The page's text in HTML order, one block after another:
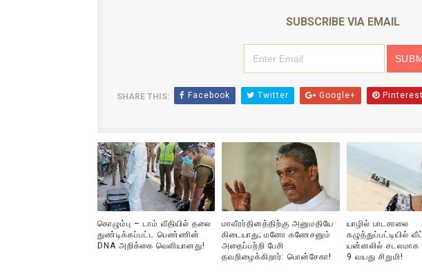
ஐ.நா முன்றலில் சீரற்ற காலநிலையிலும் தமிழின
இளையராஜா – கமல் அவசர சந்திப்பு (படங்கள், விடியோ)
வலிமை தான் அஜித் திரைப்பயணத்திலே அதிக காலெக்ஷன்
SUBSCRIBE VIA EMAIL
SHARE THIS: Facebook Twitter Google+ Pinterest
கொழும்பு – டாம் வீதியில் தலை
துண்டிக்கப்பட்ட பெண்ணின்
DNA அறிக்கை வௌியானது!
மாவீரர்தினத்திற்கு அனுமதியே
கிடையாது; மனோ கணேசனும்
அதைப்பற்றி பேசி
தவறிழைக்கிறார்: பொன்சேகா!
யாழில் பாடசாலை
கழுத்துப்பட்டியில்
யன்னலில் சடலமாக
9 வயது சிறுமி!